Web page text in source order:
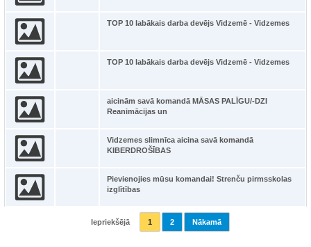
TOP 10 labākais darba devējs Vidzemē - Vidzemes
TOP 10 labākais darba devējs Vidzemē - Vidzemes
aicinām savā komandā MĀSAS PALĪGU/-DZI
Reanimācijas un
Vidzemes slimnīca aicina savā komandā
KIBERDROŠĪBAS
Pievienojies mūsu komandai! Strenču pirmsskolas
izglītības
Iepriekšējā 1 2 Nākamā